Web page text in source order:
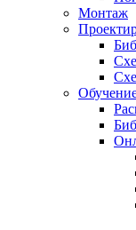
Монтаж